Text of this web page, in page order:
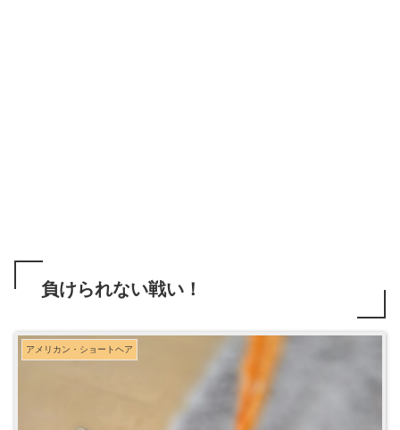
負けられない戦い！
アメリカン・ショートヘア